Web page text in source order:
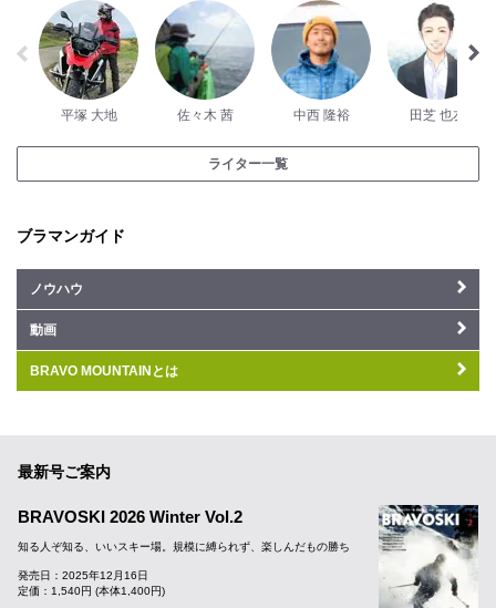
平塚 大地 佐々木 茜 中西 隆裕 田芝 也友
ライター一覧
ブラマンガイド
ノウハウ
動画
BRAVO MOUNTAINとは
最新号ご案内
BRAVOSKI 2026 Winter Vol.2
知る人ぞ知る、いいスキー場。規模に縛られず、楽しんだもの勝ち
発売日：2025年12月16日
定価：1,540円 (本体1,400円)